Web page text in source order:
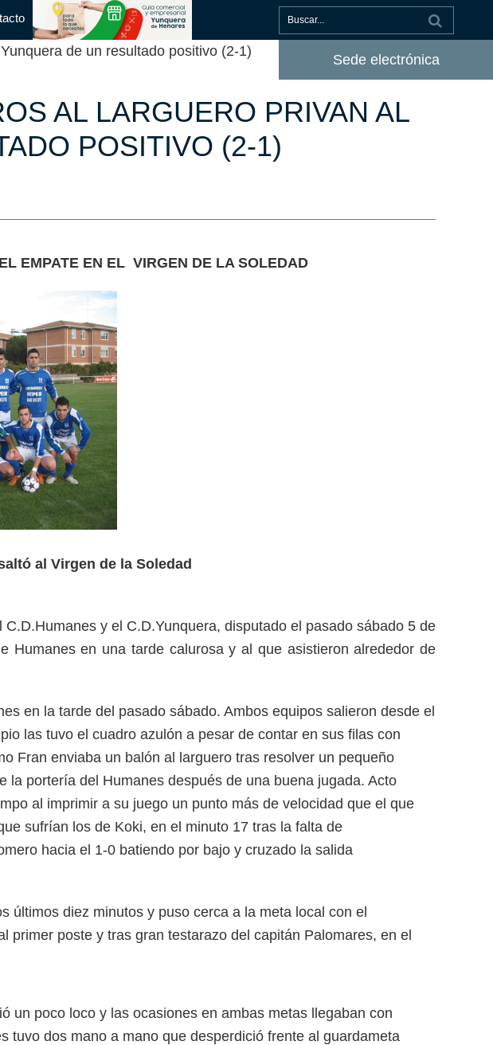
Sede electrónica
de un resultado positivo (2-1)
AL LARGUERO PRIVAN AL
POSITIVO (2-1)
EMPATE EN EL VIRGEN DE LA SOLEDAD
al Virgen de la Soledad
y el C.D.Yunquera, disputado el pasado sábado 5 de
en una tarde calurosa y al que asistieron alrededor de
en la tarde del pasado sábado. Ambos equipos salieron desde el
las tuvo el cuadro azulón a pesar de contar en sus filas con
Fran enviaba un balón al larguero tras resolver un pequeño
la portería del Humanes después de una buena jugada. Acto
al imprimir a su juego un punto más de velocidad que el que
sufrían los de Koki, en el minuto 17 tras la falta de
hacia el 1-0 batiendo por bajo y cruzado la salida
últimos diez minutos y puso cerca a la meta local con el
primer poste y tras gran testarazo del capitán Palomares, en el
un poco loco y las ocasiones en ambas metas llegaban con
tuvo dos mano a mano que desperdició frente al guardameta